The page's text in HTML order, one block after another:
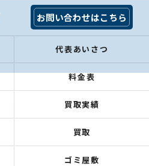
お問い合わせはこちら
代表あいさつ
料金表
買取実績
買取
ゴミ屋敷